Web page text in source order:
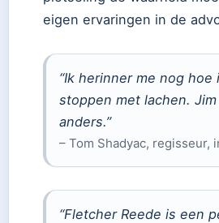
eigen ervaringen in de
“Ik herinner me nog
stoppen met lachen.
anders.”
– Tom Shadyac, regisseur,
“Fletcher Reede is een